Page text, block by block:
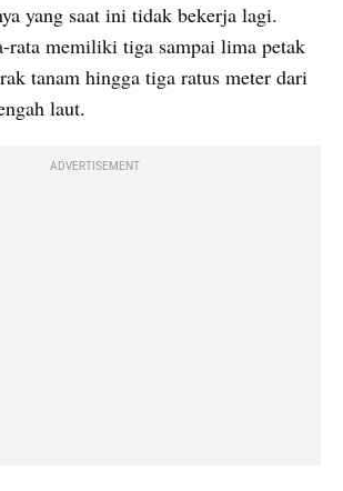
yang saat ini tidak bekerja lagi.
rata memiliki tiga sampai lima petak
tanam hingga tiga ratus meter dari
laut.
ADVERTISEMENT